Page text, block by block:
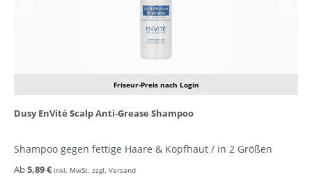
Friseur-Preis nach Login
Dusy EnVité Scalp Anti-Grease Shampoo
Shampoo gegen fettige Haare & Kopfhaut / in 2 Größen
Ab5,89 € inkl. MwSt. zzgl. Versand